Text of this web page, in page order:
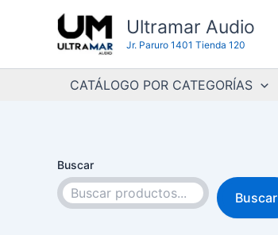
contenido
Ultramar Audio
Jr. Paruro 1401 Tienda 120
CATÁLOGO POR CATEGORÍAS
Buscar
Buscar